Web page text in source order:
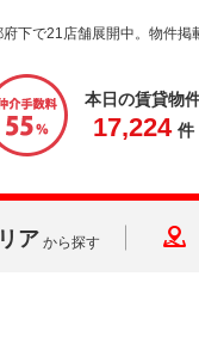
下で21店舗展開中。物件掲
本日の賃貸物
17,224 件
ア から探す